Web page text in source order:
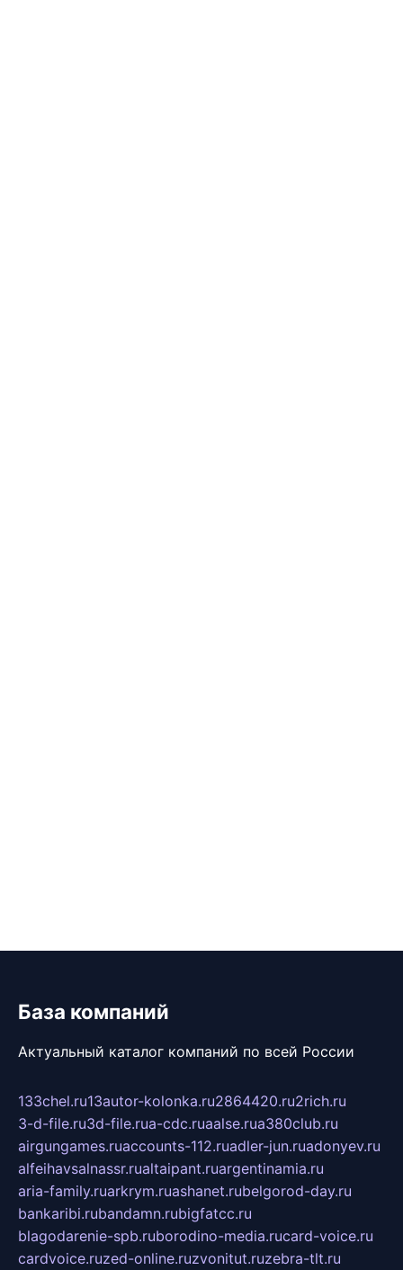
База компаний
Актуальный каталог компаний по всей России
133chel.ru13autor-kolonka.ru2864420.ru2rich.ru
3-d-file.ru3d-file.rua-cdc.ruaalse.rua380club.ru
airgungames.ruaccounts-112.ruadler-jun.ruadonyev.ru
alfeihavsalnassr.rualtaipant.ruargentinamia.ru
aria-family.ruarkrym.ruashanet.rubelgorod-day.ru
bankaribi.rubandamn.rubigfatcc.ru
blagodarenie-spb.ruborodino-media.rucard-voice.ru
cardvoice.ruzed-online.ruzvonitut.ruzebra-tlt.ru